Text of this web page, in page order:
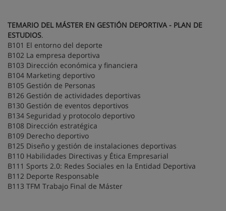
TEMARIO DEL MÁSTER EN GESTIÓN DEPORTIVA - PLAN DE
ESTUDIOS.
B101 El entorno del deporte
B102 La empresa deportiva
B103 Dirección económica y financiera
B104 Marketing deportivo
B105 Gestión de Personas
B126 Gestión de actividades deportivas
B130 Gestión de eventos deportivos
B134 Seguridad y protocolo deportivo
B108 Dirección estratégica
B109 Derecho deportivo
B125 Diseño y gestión de instalaciones deportivas
B110 Habilidades Directivas y Ética Empresarial
B111 Sports 2.0: Redes Sociales en la Entidad Deportiva
B112 Deporte Responsable
B113 TFM Trabajo Final de Máster